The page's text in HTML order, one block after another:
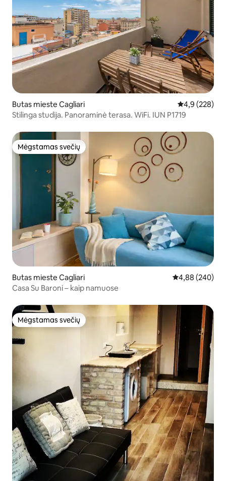
Butas mieste Cagliari Vidutinis
4,9 (228)
Stilinga studija. Panoraminė terasa. WiFi. IUN P1719
Mėgstamas svečių
Mėgstamas svečių
Butas mieste Cagliari Vidutinis
4,88 (240)
Casa Su Baroni – kaip namuose
Mėgstamas svečių
Mėgstamas svečių